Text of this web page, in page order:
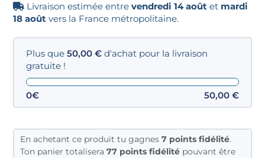
Livraison estimée entrevendredi 14 août et mardi
18 août vers la France métropolitaine.
Plus que50,00€ d'achat pour la livraison
gratuite !
0€ 50,00 €
En achetant ce produit tu gagnes7 points fidélité.
Ton panier totalisera77 points fidélité pouvant être